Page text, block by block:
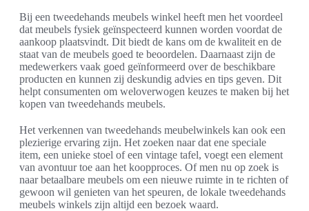
Bij een tweedehands meubels winkel heeft men het voordeel
dat meubels fysiek geïnspecteerd kunnen worden voordat de
aankoop plaatsvindt. Dit biedt de kans om de kwaliteit en de
staat van de meubels goed te beoordelen. Daarnaast zijn de
medewerkers vaak goed geïnformeerd over de beschikbare
producten en kunnen zij deskundig advies en tips geven. Dit
helpt consumenten om weloverwogen keuzes te maken bij het
kopen van tweedehands meubels.
Het verkennen van tweedehands meubelwinkels kan ook een
plezierige ervaring zijn. Het zoeken naar dat ene speciale
item, een unieke stoel of een vintage tafel, voegt een element
van avontuur toe aan het koopproces. Of men nu op zoek is
naar betaalbare meubels om een nieuwe ruimte in te richten of
gewoon wil genieten van het speuren, de lokale tweedehands
meubels winkels zijn altijd een bezoek waard.